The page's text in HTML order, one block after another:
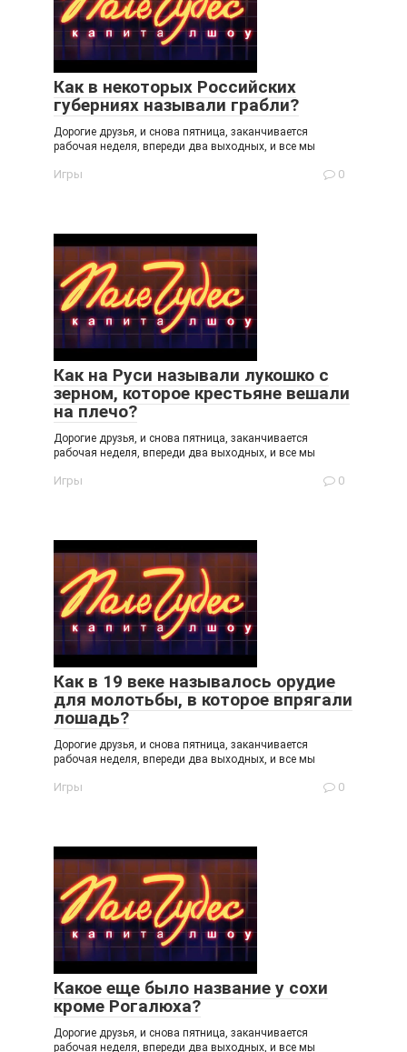
Как в некоторых Российских
губерниях называли грабли?
Дорогие друзья, и снова пятница, заканчивается
рабочая неделя, впереди два выходных, и все мы
Игры 0
Как на Руси называли лукошко с
зерном, которое крестьяне вешали
на плечо?
Дорогие друзья, и снова пятница, заканчивается
рабочая неделя, впереди два выходных, и все мы
Игры 0
Как в 19 веке называлось орудие
для молотьбы, в которое впрягали
лошадь?
Дорогие друзья, и снова пятница, заканчивается
рабочая неделя, впереди два выходных, и все мы
Игры 0
Какое еще было название у сохи
кроме Рогалюха?
Дорогие друзья, и снова пятница, заканчивается
рабочая неделя, впереди два выходных, и все мы